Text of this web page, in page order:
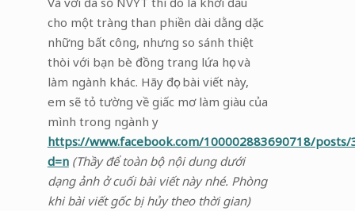
cho một tràng than phiền dài dằng dặc
những bất công, nhưng so sánh thiệt
thòi với bạn bè đồng trang lứa học và
làm ngành khác. Hãy đọc bài viết này,
em sẽ tỏ tường về giấc mơ làm giàu của
mình trong ngành y
https://www.facebook.com/100002883690718/posts/
d=n (Thầy để toàn bộ nội dung dưới
dạng ảnh ở cuối bài viết này nhé. Phòng
khi bài viết gốc bị hủy theo thời gian)